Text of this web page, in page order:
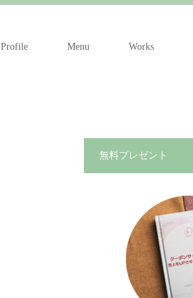
Profile Menu Works
無料プレゼント